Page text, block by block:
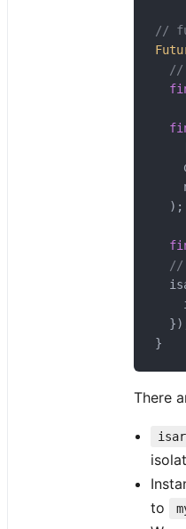
//
//
  );
//
}
There
to